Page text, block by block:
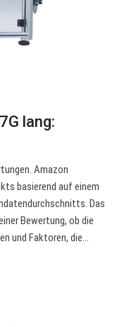
lang:
Amazon
basierend auf einem
Das
Bewertung, ob die
und Faktoren, die…